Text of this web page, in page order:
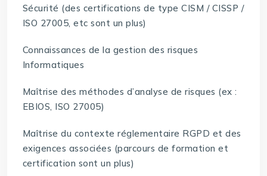
Sécurité (des certifications de type CISM / CISSP /
ISO 27005, etc sont un plus)
Connaissances de la gestion des risques
Informatiques
Maîtrise des méthodes d’analyse de risques (ex :
EBIOS, ISO 27005)
Maîtrise du contexte réglementaire RGPD et des
exigences associées (parcours de formation et
certification sont un plus)